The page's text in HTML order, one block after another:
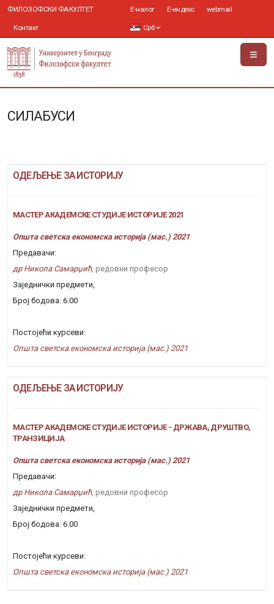
ФИЛОЗОФСКИ ФАКУЛТЕТ
Контакт
Е-налог Е-индекс webmail
Срб
СИЛАБУСИ
ОДЕЉЕЊЕ ЗА ИСТОРИЈУ
МАСТЕР АКАДЕМСКЕ СТУДИЈЕ ИСТОРИЈЕ 2021
Општа светска економска историја (мас.) 2021
Предавачи:
др Никола Самарџић, редовни професор
Заједнички предмети,
Број бодова: 6.00
Постојећи курсеви:
Општа светска економска историја (мас.) 2021
ОДЕЉЕЊЕ ЗА ИСТОРИЈУ
МАСТЕР АКАДЕМСКЕ СТУДИЈЕ ИСТОРИЈЕ - ДРЖАВА, ДРУШТВО,
ТРАНЗИЦИЈА
Општа светска економска историја (мас.) 2021
Предавачи:
др Никола Самарџић, редовни професор
Заједнички предмети,
Број бодова: 6.00
Постојећи курсеви:
Општа светска економска историја (мас.) 2021